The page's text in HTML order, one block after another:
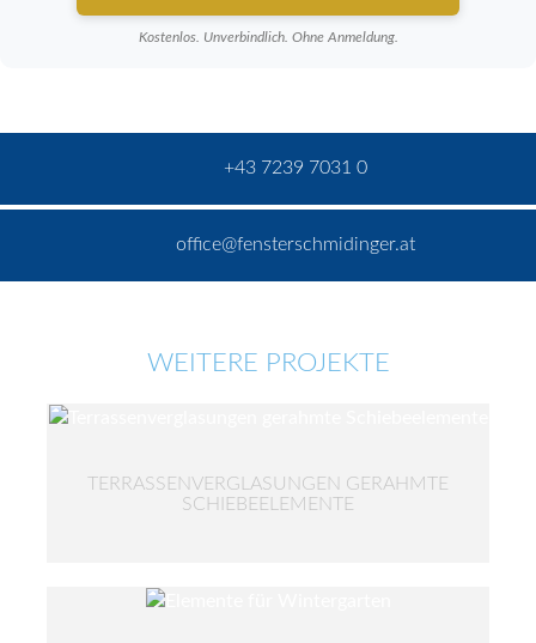
Kostenlos. Unverbindlich. Ohne Anmeldung.
+43 7239 7031 0
office@fensterschmidinger.at
WEITERE PROJEKTE
TERRASSENVERGLASUNGEN GERAHMTE
SCHIEBEELEMENTE